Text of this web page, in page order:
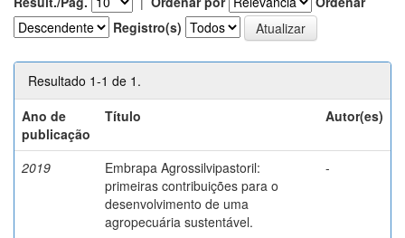
Registro(s)
Resultado 1-1 de 1.
Ano de
publicação
Título Autor(es)
2019
Embrapa Agrossilvipastoril:
primeiras contribuições para o
desenvolvimento de uma
agropecuária sustentável.
-